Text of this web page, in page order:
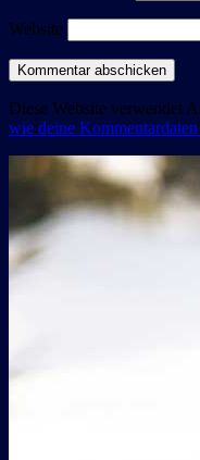
Website
Diese Website verwendet
wie deine